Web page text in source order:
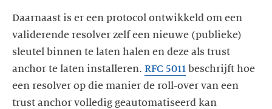
Daarnaast is er een protocol ontwikkeld om een
validerende resolver zelf een nieuwe (publieke)
sleutel binnen te laten halen en deze als trust
anchor te laten installeren. RFC 5011 beschrijft hoe
een resolver op die manier de roll-over van een
trust anchor volledig geautomatiseerd kan